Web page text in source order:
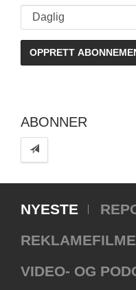
ABONNER
NYESTE
VIDEO- OG